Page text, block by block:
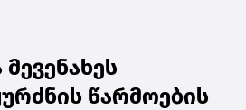
წარმოების